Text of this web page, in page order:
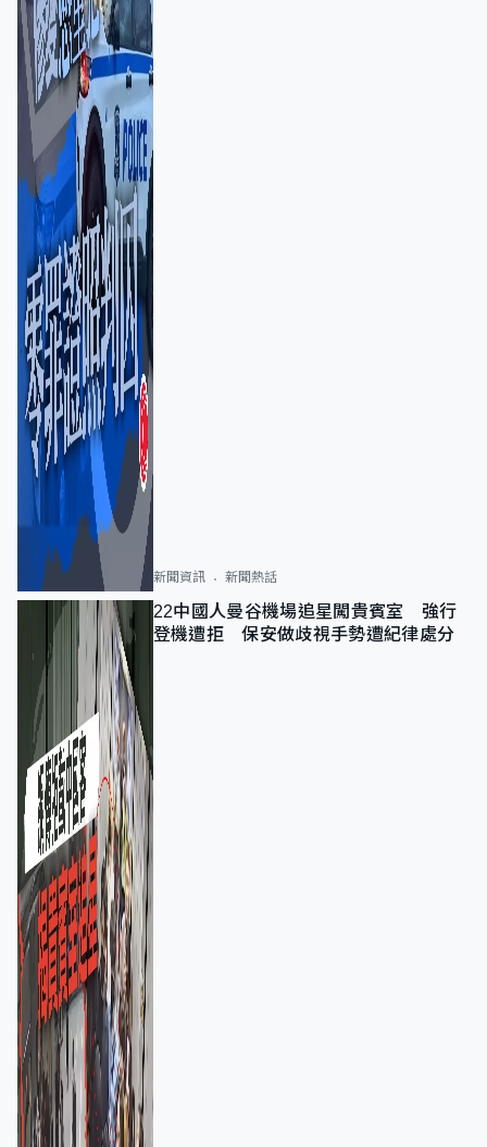
新聞資訊 新聞熱話
22中國人曼谷機場追星闖貴賓室 強行
登機遭拒 保安做歧視手勢遭紀律處分